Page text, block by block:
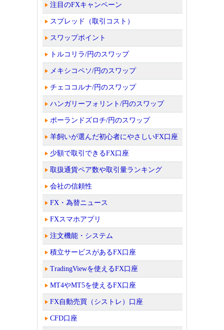
注目のFXキャンペーン
スプレッド（取引コスト）
スワップポイント
トルコリラ/円のスワップ
メキシコペソ/円のスワップ
チェココルナ/円のスワップ
ハンガリーフォリント/円のスワップ
ポーランドズロチ/円のスワップ
羊飼いが選んだ初心者にやさしいFX口座
少額で取引できるFX口座
取扱通貨ペア数や取引量ランキング
会社の信頼性
FX・為替ニュース
FXスマホアプリ
注文機能・システム
積立サービスがあるFX口座
TradingViewを使えるFX口座
MT4やMT5を使えるFX口座
FX自動売買（シストレ）口座
CFD口座